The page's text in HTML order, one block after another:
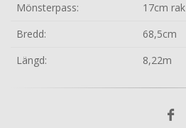
Mönsterpass:
17cm rak
Bredd:
68,5cm
Längd:
8,22m